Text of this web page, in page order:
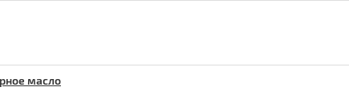
масло